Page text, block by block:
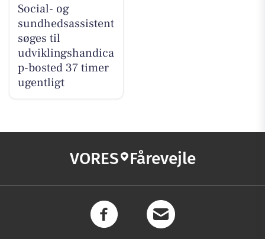
Social- og
sundhedsassistent
søges til
udviklingshandica
p-bosted 37 timer
ugentligt
VORES Fårevejle